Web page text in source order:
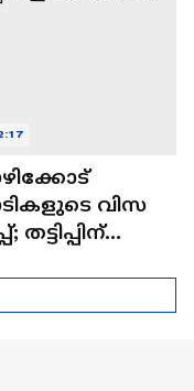
വിസ
തട്ടിപ്പിന്